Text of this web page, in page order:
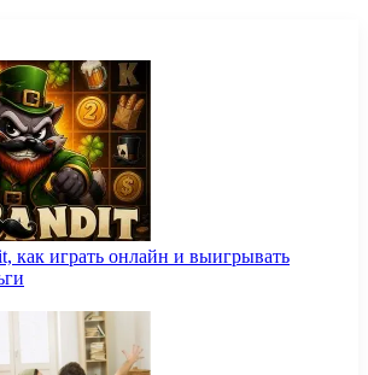
как играть онлайн и выигрывать